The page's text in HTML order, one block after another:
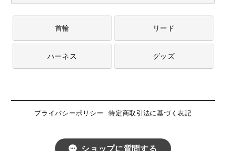
首輪 リード
ハーネス グッズ
プライバシーポリシー 特定商取引法に基づく表記
ショップに質問する